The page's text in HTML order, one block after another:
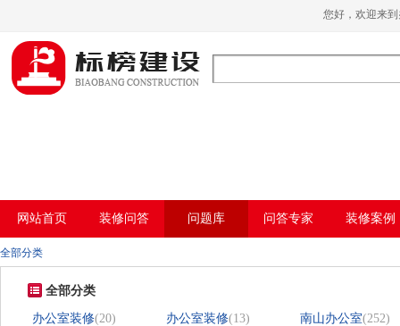
草莓视频污版APP下载,草莓视频APP在线
播放,国产草莓视频在线观看,草莓视频色免
费
您好，欢迎来
网站首页 装修问答 问题库 问答专家 装修案例
全部分类
全部分类
办公室装修(20) 办公室装修(13) 南山办公室(252)